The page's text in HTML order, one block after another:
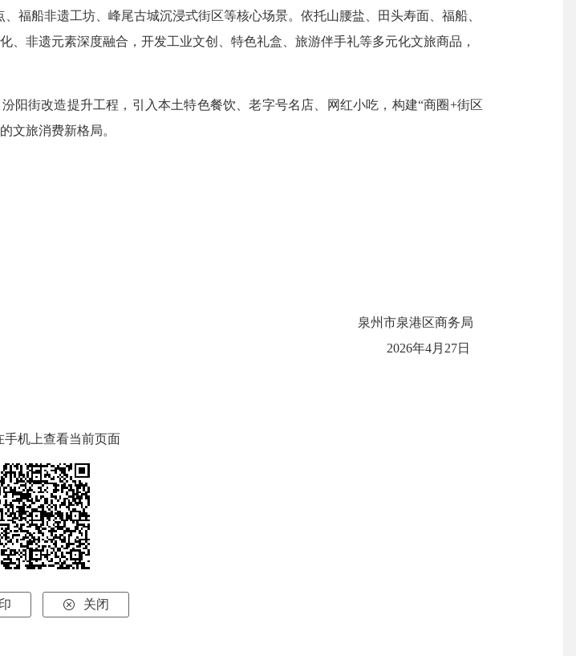
福船非遗工坊、峰尾古城沉浸式街区等核心场景。 依托山腰盐、田头寿面、福船、
、非遗元素深度融合，开发工业文创、特色礼盒、旅游伴手礼等多元化文旅商品 ，
阳街改造提升工程， 引入本土特色餐饮、老字号名店、网红小吃，构建“商圈+街区
文旅消费新格局。
泉州市泉港区商务局
2026年4月 27日
手机上查看当前页面
 关闭